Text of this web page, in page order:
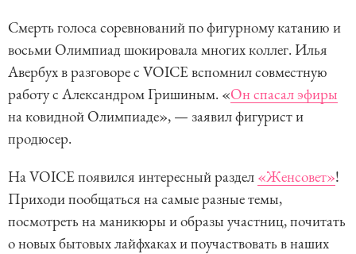
Смерть голоса соревнований по фигурному катанию и
восьми Олимпиад шокировала многих коллег. Илья
Авербух в разговоре с VOICE вспомнил совместную
работу с Александром Гришиным. «Он спасал эфиры
на ковидной Олимпиаде», — заявил фигурист и
продюсер.
На VOICE появился интересный раздел «Женсовет»!
Приходи пообщаться на самые разные темы,
посмотреть на маникюры и образы участниц, почитать
о новых бытовых лайфхаках и поучаствовать в наших